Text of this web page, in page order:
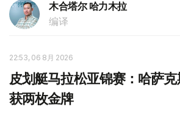
木合塔尔 哈力木拉
编译
22:53, 06 8月 2026
皮划艇马拉松亚锦赛：哈萨
获两枚金牌